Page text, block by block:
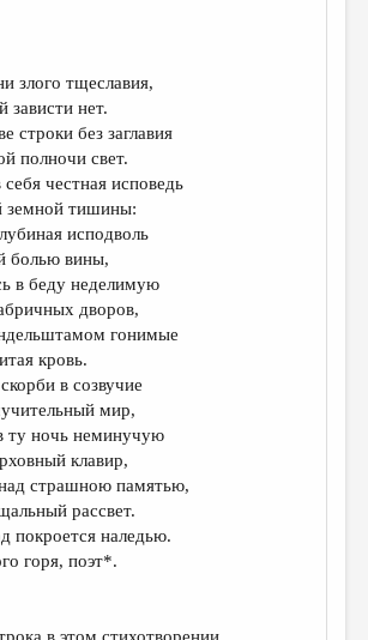
злого тщеславия,
зависти нет.
строки без заглавия
полночи свет.
честная исповедь
земной тишины:
исподволь
болью вины,
в беду неделимую
дворов,
гонимые
кровь.
в созвучие
мир,
ту ночь неминучую
клавир,
страшною памятью,
рассвет.
покроется наледью.
горя, поэт*.